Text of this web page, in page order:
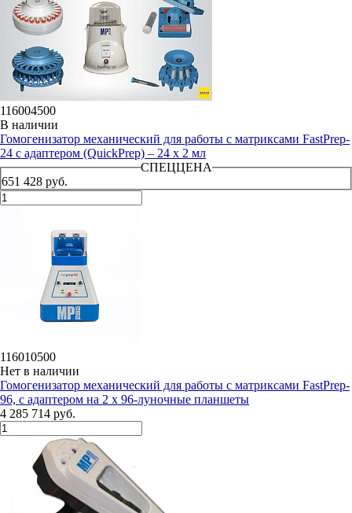
116004500
В наличии
Гомогенизатор механический для работы с матриксами FastPrep-
24 с адаптером (QuickPrep) – 24 х 2 мл
СПЕЦЦЕНА
651 428 руб.
116010500
Нет в наличии
Гомогенизатор механический для работы с матриксами FastPrep-
96, с адаптером на 2 х 96-луночные планшеты
4 285 714 руб.